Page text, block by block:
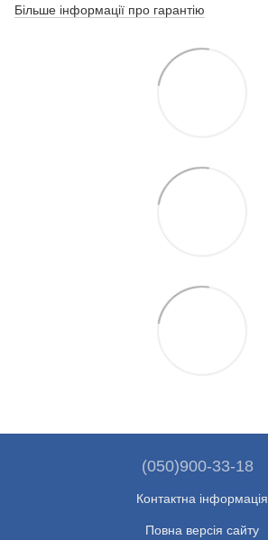
Більше інформації про гарантію
(050)900-33-18
Контактна інформація
Повна версія сайту